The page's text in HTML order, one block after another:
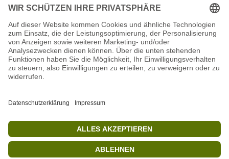
Aktuelle Stellenangebote
SCHWARZWALD
STIFTUNG für BÄREN - Stellvertretende
Geschäftsführung (w/m/d)